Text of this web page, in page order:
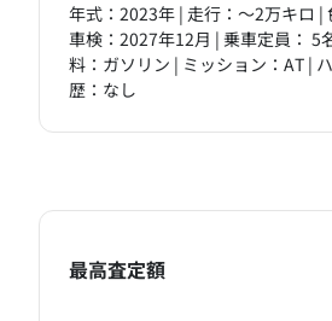
年式：2023年 | 走行：～2万キロ |
車検：2027年12月 | 乗車定員： 5
料：ガソリン | ミッション：AT |
歴：なし
最高査定額